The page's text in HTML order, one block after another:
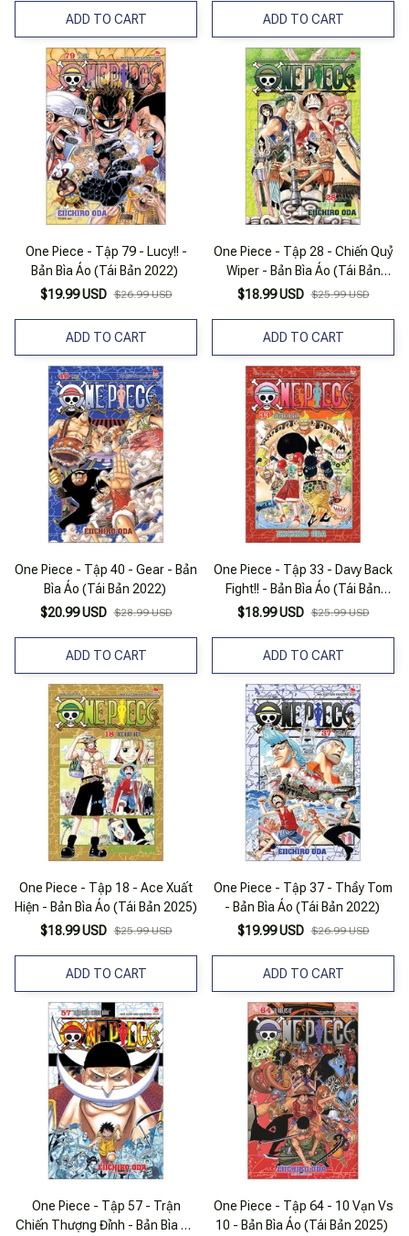
ADD TO CART ADD TO CART
One Piece - Tập 79 - Lucy!! -
Bản Bìa Áo (Tái Bản 2022)
$19.99 USD $26.99 USD
ADD TO CART
One Piece - Tập 28 - Chiến Quỷ
Wiper - Bản Bìa Áo (Tái Bản
2025)
$18.99 USD $25.99 USD
ADD TO CART
One Piece - Tập 40 - Gear - Bản
Bìa Áo (Tái Bản 2022)
$20.99 USD $28.99 USD
ADD TO CART
One Piece - Tập 33 - Davy Back
Fight!! - Bản Bìa Áo (Tái Bản
2025)
$18.99 USD $25.99 USD
ADD TO CART
One Piece - Tập 18 - Ace Xuất
Hiện - Bản Bìa Áo (Tái Bản 2025)
$18.99 USD $25.99 USD
ADD TO CART
One Piece - Tập 37 - Thầy Tom
- Bản Bìa Áo (Tái Bản 2022)
$19.99 USD $26.99 USD
ADD TO CART
One Piece - Tập 57 - Trận
Chiến Thượng Đỉnh - Bản Bìa Áo
One Piece - Tập 64 - 10 Vạn Vs
10 - Bản Bìa Áo (Tái Bản 2025)